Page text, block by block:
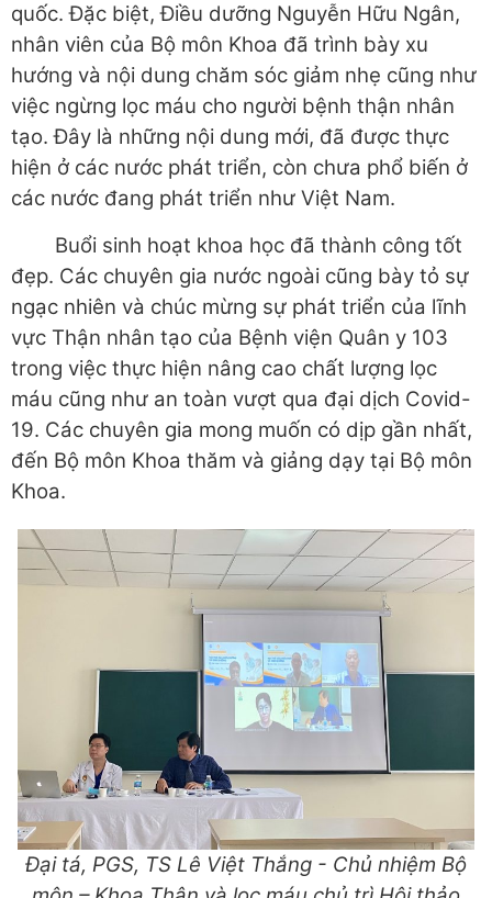
quốc. Đặc biệt, Điều dưỡng Nguyễn Hữu Ngân,
nhân viên của Bộ môn Khoa đã trình bày xu
hướng và nội dung chăm sóc giảm nhẹ cũng như
việc ngừng lọc máu cho người bệnh thận nhân
tạo. Đây là những nội dung mới, đã được thực
hiện ở các nước phát triển, còn chưa phổ biến ở
các nước đang phát triển như Việt Nam.
Buổi sinh hoạt khoa học đã thành công tốt
đẹp. Các chuyên gia nước ngoài cũng bày tỏ sự
ngạc nhiên và chúc mừng sự phát triển của lĩnh
vực Thận nhân tạo của Bệnh viện Quân y 103
trong việc thực hiện nâng cao chất lượng lọc
máu cũng như an toàn vượt qua đại dịch Covid-
19. Các chuyên gia mong muốn có dịp gần nhất,
đến Bộ môn Khoa thăm và giảng dạy tại Bộ môn
Khoa.
Đại tá, PGS, TS Lê Việt Thắng - Chủ nhiệm Bộ